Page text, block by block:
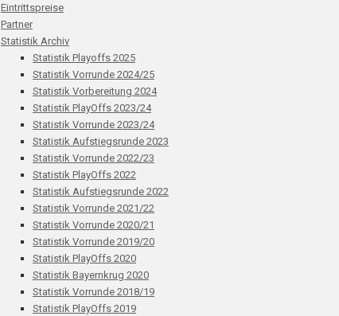
Eintrittspreise
Partner
Statistik Archiv
Statistik Playoffs 2025
Statistik Vorrunde 2024/25
Statistik Vorbereitung 2024
Statistik PlayOffs 2023/24
Statistik Vorrunde 2023/24
Statistik Aufstiegsrunde 2023
Statistik Vorrunde 2022/23
Statistik PlayOffs 2022
Statistik Aufstiegsrunde 2022
Statistik Vorrunde 2021/22
Statistik Vorrunde 2020/21
Statistik Vorrunde 2019/20
Statistik PlayOffs 2020
Statistik Bayernkrug 2020
Statistik Vorrunde 2018/19
Statistik PlayOffs 2019